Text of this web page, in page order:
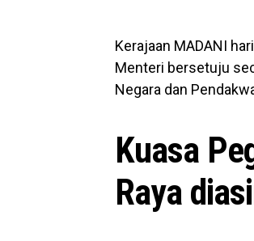
Kerajaan MADANI
Menteri bersetuju
Negara dan
Kuasa
Raya